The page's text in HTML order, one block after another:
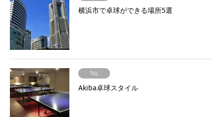
横浜市で卓球ができる場所5選
5位
Akiba卓球スタイル